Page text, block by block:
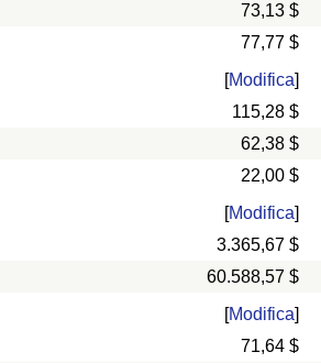
73,13 $
77,77 $
[Modifica]
115,28 $
62,38 $
22,00 $
[Modifica]
3.365,67 $
60.588,57 $
[Modifica]
71,64 $